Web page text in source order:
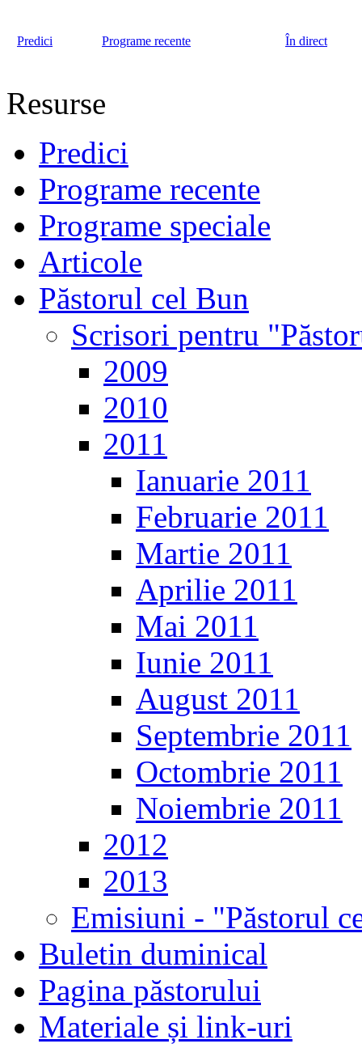
Predici Programe recente În direct
Resurse
Predici
Programe recente
Programe speciale
Articole
Păstorul cel Bun
Scrisori pentru
2009
2010
2011
Ianuarie 2011
Februarie 2011
Martie 2011
Aprilie 2011
Mai 2011
Iunie 2011
August 2011
Septembrie 2011
Octombrie 2011
Noiembrie 2011
2012
2013
Emisiuni - "Păstorul
Buletin duminical
Pagina păstorului
Materiale și link-uri